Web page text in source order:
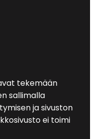
tekemään
sallimalla
ja sivuston
ei toimi